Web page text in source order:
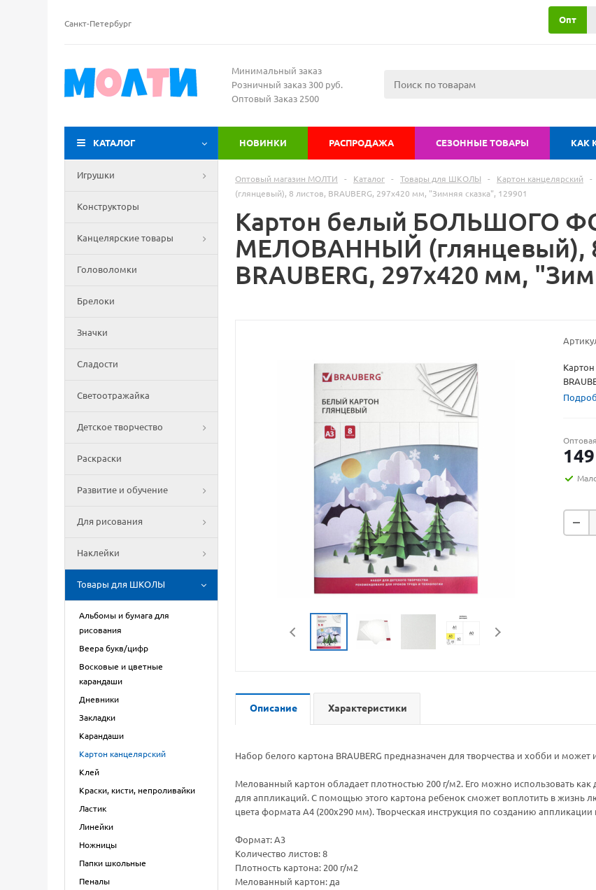
Санкт-Петербург Опт
Минимальный заказ
Розничный заказ 300 руб.
Оптовый Заказ 2500
КАТАЛОГ НОВИНКИ РАСПРОДАЖА СЕЗОННЫЕ ТОВАРЫ КАК
Игрушки
Конструкторы
Канцелярские товары
Головоломки
Брелоки
Значки
Сладости
Светоотражайка
Детское творчество
Раскраски
Развитие и обучение
Для рисования
Наклейки
Товары для ШКОЛЫ
Альбомы и бумага для
рисования
Веера букв/цифр
Восковые и цветные
карандаши
Дневники
Закладки
Карандаши
Картон канцелярский
Клей
Краски, кисти, непроливайки
Ластик
Линейки
Ножницы
Папки школьные
Пеналы
Оптовый магазин МОЛТИ - Каталог - Товары для ШКОЛЫ - Картон канцелярский -
(глянцевый), 8 листов, BRAUBERG, 297х420 мм, "Зимняя сказка", 129901
Картон белый БОЛЬШОГО
МЕЛОВАННЫЙ (глянцевый),
BRAUBERG, 297х420 мм,
149
Описание Характеристики
Набор белого картона BRAUBERG предназначен для творчества и хобби и может
Мелованный картон обладает плотностью 200 г/м2. Его можно использовать как
для аппликаций. С помощью этого картона ребенок сможет воплотить в жизнь
цвета формата А4 (200х290 мм). Творческая инструкция по созданию аппликации
Формат: А3
Количество листов: 8
Плотность картона: 200 г/м2
Мелованный картон: да